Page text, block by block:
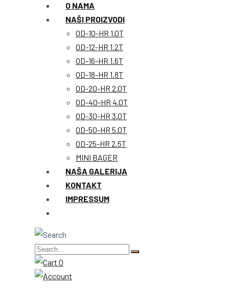
O NAMA
NAŠI PROIZVODI
OD-10-HR 1.0T
OD-12-HR 1.2T
OD-16-HR 1.6T
OD-18-HR 1.8T
OD-20-HR 2.0T
OD-40-HR 4.0T
OD-30-HR 3.0T
OD-50-HR 5.0T
OD-25-HR 2.5T
MINI BAGER
NAŠA GALERIJA
KONTAKT
IMPRESSUM
0